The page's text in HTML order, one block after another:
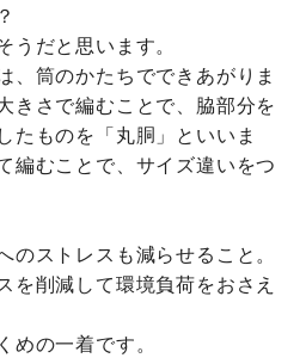
うだと思います。
、筒のかたちでできあがりま
きさで編むことで、脇部分を
たものを「丸胴」といいま
編むことで、サイズ違いをつ
のストレスも減らせること。
を削減して環境負荷をおさえ
めの一着です。